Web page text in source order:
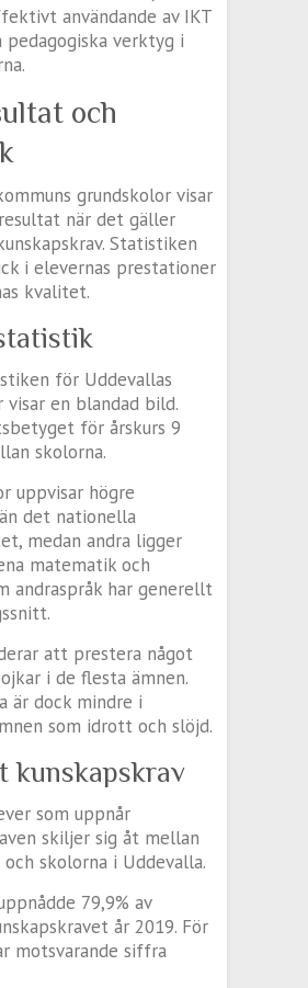
användande av IKT
pedagogiska verktyg i
och
grundskolor visar
när det gäller
Statistiken
i elevernas prestationer
kvalitet.
för Uddevallas
visar en blandad bild.
för årskurs 9
skolorna.
uppvisar högre
det nationella
medan andra ligger
matematik och
andraspråk har generellt
att prestera något
i de flesta ämnen.
är dock mindre i
som idrott och slöjd.
kunskapskrav
som uppnår
skiljer sig åt mellan
och skolorna i Uddevalla.
79,9% av
år 2019. För
motsvarande siffra